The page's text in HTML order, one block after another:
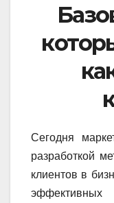
Сегодня
разработкой
клиентов в